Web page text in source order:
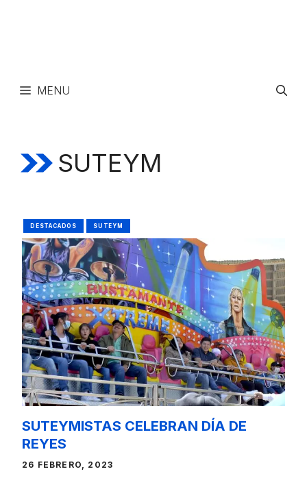
MENU
SUTEYM
DESTACADOS SUTEYM
SUTEYMISTAS CELEBRAN DÍA DE
REYES
26 FEBRERO, 2023